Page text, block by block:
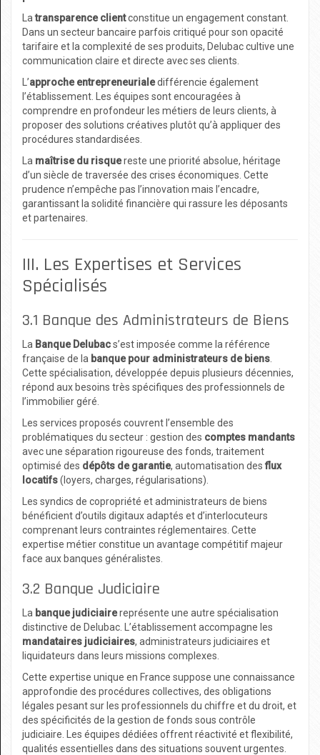
Latransparence clientconstitue un engagement constant.
Dans un secteur bancaire parfois critiqué pour son opacité
tarifaire et la complexité de ses produits, Delubac cultive une
communication claire et directe avec ses clients.
L’approche entrepreneurialedifférencie également
l’établissement. Les équipes sont encouragées à
comprendre en profondeur les métiers de leurs clients, à
proposer des solutions créatives plutôt qu’à appliquer des
procédures standardisées.
La maîtrise du risquereste une priorité absolue, héritage
d’un siècle de traversée des crises économiques. Cette
prudence n’empêche pas l’innovation mais l’encadre,
garantissant la solidité financière qui rassure les déposants
et partenaires.
III. Les Expertises et Services
Spécialisés
3.1 Banque des Administrateurs de Biens
La Banque Delubacs’est imposée comme la référence
française de la banque pour administrateurs de biens
Cette spécialisation, développée depuis plusieurs décennies,
répond aux besoins très spécifiques des professionnels de
l’immobilier géré.
Les services proposés couvrent l’ensemble des
problématiques du secteur : gestion des comptes mandants
avec une séparation rigoureuse des fonds, traitement
optimisé des dépôts de garantie, automatisation des flux
locatifs(loyers, charges, régularisations).
Les syndics de copropriété et administrateurs de biens
bénéficient d’outils digitaux adaptés et d’interlocuteurs
comprenant leurs contraintes réglementaires. Cette
expertise métier constitue un avantage compétitif majeur
face aux banques généralistes.
3.2 Banque Judiciaire
La banque judiciairereprésente une autre spécialisation
distinctive de Delubac. L’établissement accompagne les
mandataires judiciaires, administrateurs judiciaires et
liquidateurs dans leurs missions complexes.
Cette expertise unique en France suppose une connaissance
approfondie des procédures collectives, des obligations
légales pesant sur les professionnels du chiffre et du droit, et
des spécificités de la gestion de fonds sous contrôle
judiciaire. Les équipes dédiées offrent réactivité et flexibilité,
qualités essentielles dans des situations souvent urgentes.